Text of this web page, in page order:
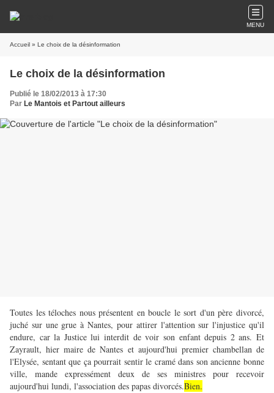
MENU
Accueil » Le choix de la désinformation
Le choix de la désinformation
Publié le 18/02/2013 à 17:30
Par Le Mantois et Partout ailleurs
Toutes les téloches nous présentent en boucle le sort d'un père divorcé,
juché sur une grue à Nantes, pour attirer l'attention sur l'injustice qu'il
endure, car la Justice lui interdit de voir son enfant depuis 2 ans. Et
Zayrault, hier maire de Nantes et aujourd'hui premier chambellan de
l'Elysée, sentant que ça pourrait sentir le cramé dans son ancienne bonne
ville, mande expressément deux de ses ministres pour recevoir
aujourd'hui lundi, l'association des papas divorcés.Bien.